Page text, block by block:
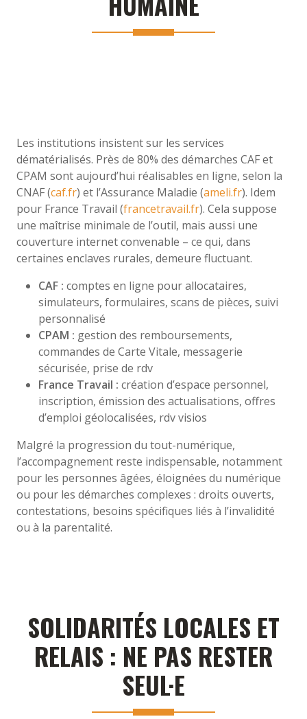
Les institutions insistent sur les services
dématérialisés. Près de 80% des démarches CAF et
CPAM sont aujourd’hui réalisables en ligne, selon la
CNAF (caf.fr) et l’Assurance Maladie (ameli.fr). Idem
pour France Travail (francetravail.fr). Cela suppose
une maîtrise minimale de l’outil, mais aussi une
couverture internet convenable – ce qui, dans
certaines enclaves rurales, demeure fluctuant.
CAF : comptes en ligne pour allocataires,
simulateurs, formulaires, scans de pièces, suivi
personnalisé
CPAM : gestion des remboursements,
commandes de Carte Vitale, messagerie
sécurisée, prise de rdv
France Travail : création d’espace personnel,
inscription, émission des actualisations, offres
d’emploi géolocalisées, rdv visios
Malgré la progression du tout-numérique,
l’accompagnement reste indispensable, notamment
pour les personnes âgées, éloignées du numérique
ou pour les démarches complexes : droits ouverts,
contestations, besoins spécifiques liés à l’invalidité
ou à la parentalité.
SOLIDARITÉS LOCALES ET
RELAIS : NE PAS RESTER
SEUL·E